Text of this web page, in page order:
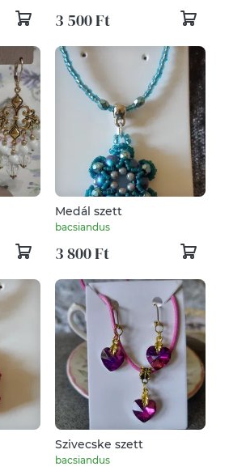
3 500 Ft
Medál szett
bacsiandus
3 800 Ft
Szivecske szett
bacsiandus